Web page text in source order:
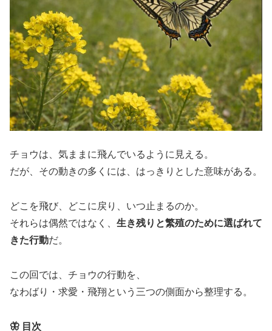
チョウは、気ままに飛んでいるように見える。
だが、その動きの多くには、はっきりとした意味がある。
どこを飛び、どこに戻り、いつ止まるのか。
それらは偶然ではなく、 生き残りと繁殖のために選ばれて
きた行動だ。
この回では、チョウの行動を、
なわばり・求愛・飛翔という三つの側面から整理する。
🦋 目次